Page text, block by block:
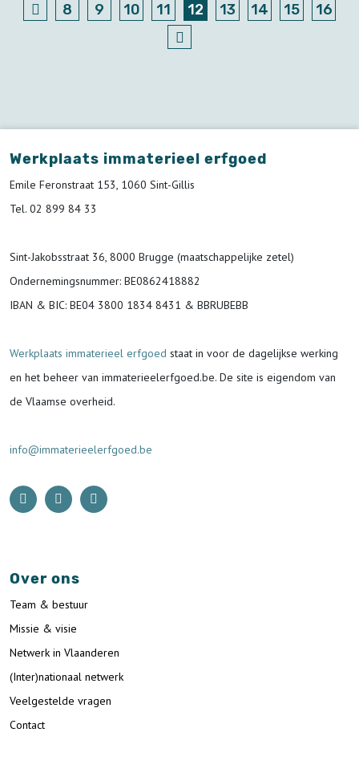
8 9 10 11 12 13 14 15 16
Werkplaats immaterieel erfgoed
Emile Feronstraat 153, 1060 Sint-Gillis
Tel. 02 899 84 33
Sint-Jakobsstraat 36, 8000 Brugge (maatschappelijke zetel)
Ondernemingsnummer: BE0862418882
IBAN & BIC: BE04 3800 1834 8431 & BBRUBEBB
Werkplaats immaterieel erfgoed staat in voor de dagelijkse werking
en het beheer van immaterieelerfgoed.be. De site is eigendom van
de Vlaamse overheid.
info@immaterieelerfgoed.be
Over ons
Team & bestuur
Missie & visie
Netwerk in Vlaanderen
(Inter)nationaal netwerk
Veelgestelde vragen
Contact